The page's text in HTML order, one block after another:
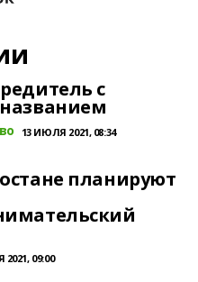
с
13 ИЮЛЯ 2021, 08:34
планируют
09:00